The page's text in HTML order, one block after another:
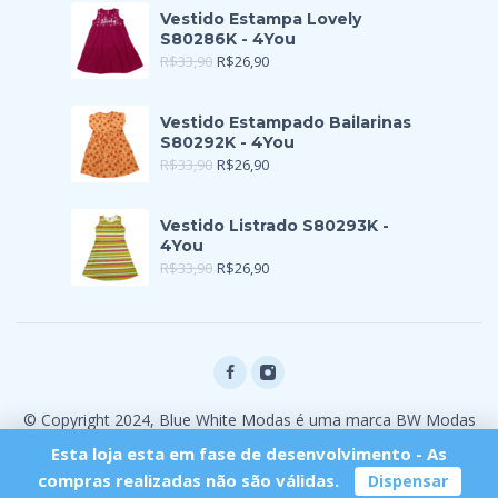
Vestido Estampa Lovely
S80286K - 4You
R$33,90 R$26,90
Vestido Estampado Bailarinas
S80292K - 4You
R$33,90 R$26,90
Vestido Listrado S80293K -
4You
R$33,90 R$26,90
© Copyright 2024, Blue White Modas é uma marca BW Modas
Esta loja esta em fase de desenvolvimento - As
compras realizadas não são válidas.
Dispensar